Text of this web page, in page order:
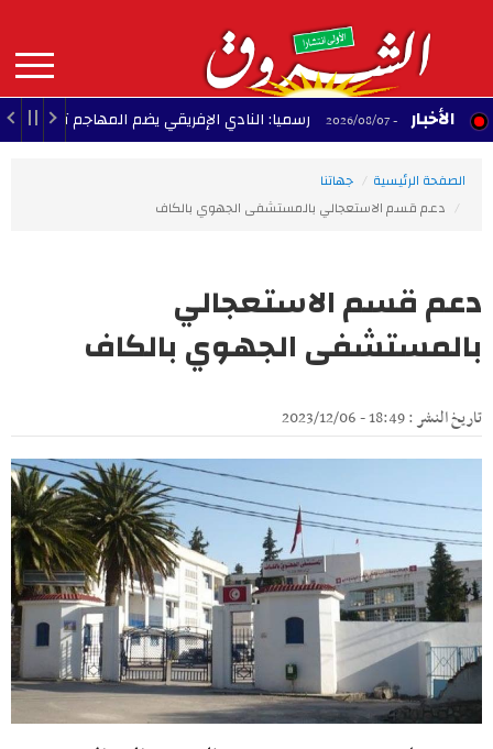
contenu
principal
MAIN
NAVIGATION الأخبار 13:44 - 2026/08/07 رسميا: النادي الإفريقي يضم المهاجم تادوس نكانغ
الصفحة الرئيسية
جهاتنا
دعم قسم الاستعجالي بالمستشفى الجهوي بالكاف‎
دعم قسم الاستعجالي
بالمستشفى الجهوي بالكاف‎
تاريخ النشر : 18:49 - 2023/12/06